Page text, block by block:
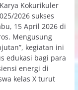
Kokurikuler
2026 sukses
15 April 2026 di
Mengusung
kegiatan ini
edukasi bagi para
energi di
kelas X turut